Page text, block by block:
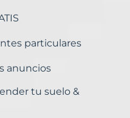
particulares
anuncios
tu suelo &